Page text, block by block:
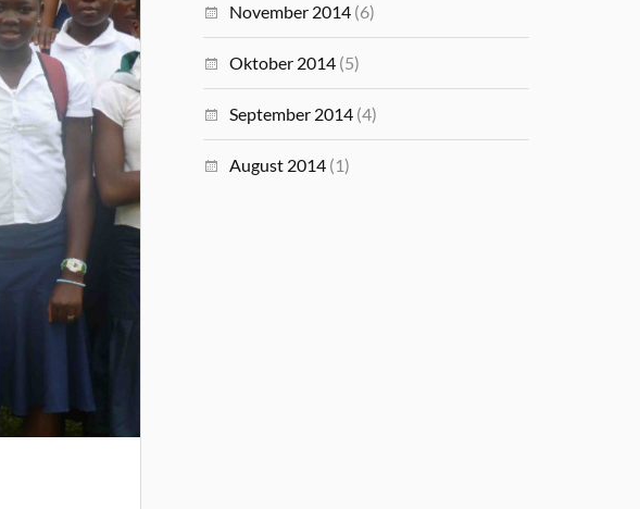
November 2014 (6)
Oktober 2014 (5)
September 2014 (4)
August 2014 (1)